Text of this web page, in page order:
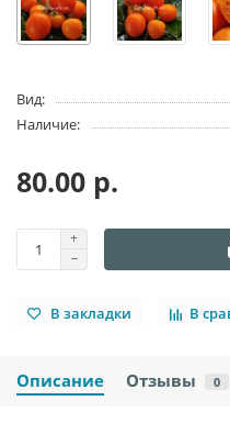
Вид:
Наличие:
80.00 р.
В закладки В
Описание Отзывы 0